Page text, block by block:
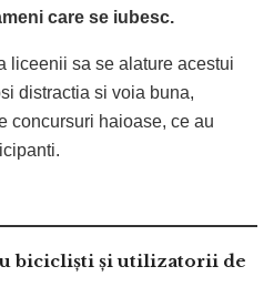
care se iubesc.
liceenii sa se alature acestui
distractia si voia buna,
concursuri haioase, ce au
bicicliști și utilizatorii de